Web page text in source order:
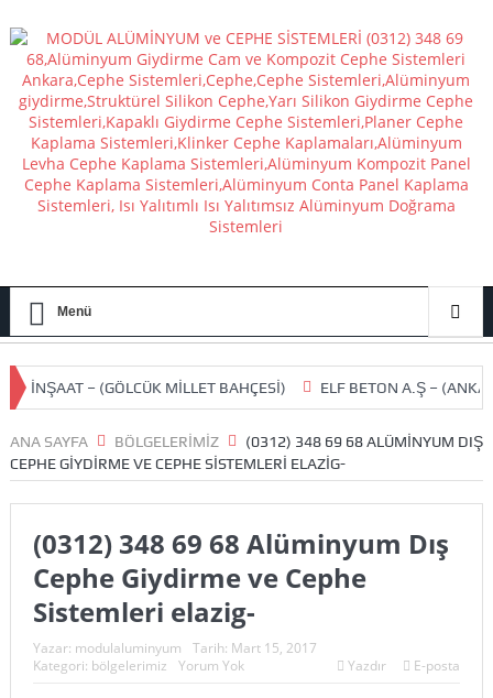
Menü
– (GÖLCÜK MİLLET BAHÇESİ) ELF BETON A.Ş – (ANKARA
ANA SAYFA BÖLGELERIMIZ
(0312) 348 69 68 ALÜMINYUM DIŞ
CEPHE GIYDIRME VE CEPHE SISTEMLERI ELAZIG-
(0312) 348 69 68 Alüminyum Dış
Cephe Giydirme ve Cephe
Sistemleri elazig-
Yazar: modulaluminyum Tarih: Mart 15, 2017
Kategori: bölgelerimiz Yorum Yok Yazdır E-posta